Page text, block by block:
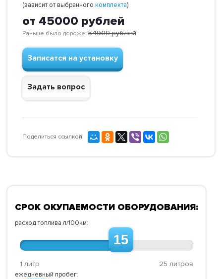
(зависит от выбранного комплекта)
от 45000 рублей
Раньше было дороже: 54900рублей
Записатся на установку
Задать вопрос
Поделиться ссылкой:
СРОК ОКУПАЕМОСТИ ОБОРУДОВАНИЯ:
расход топлива л/100км:
15
1 литр 25 литров
ежедневный пробег: